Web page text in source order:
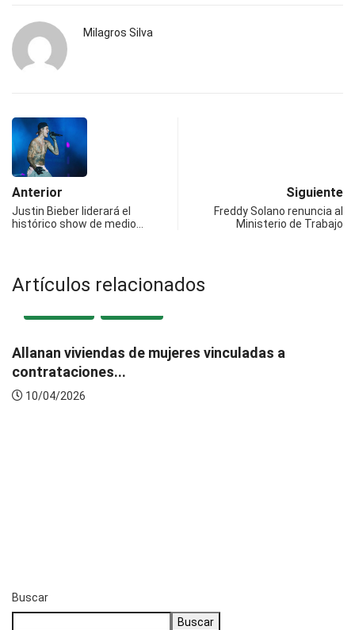
Milagros Silva
Anterior
Justin Bieber liderará el
histórico show de medio…
Siguiente
Freddy Solano renuncia al
Ministerio de Trabajo
Artículos relacionados
Allanan viviendas de mujeres vinculadas a
contrataciones...
10/04/2026
Buscar
Buscar